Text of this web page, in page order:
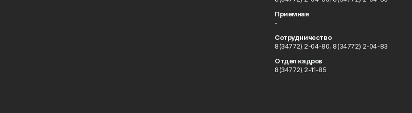
Приемная
-
Сотрудничество
8(34772) 2-04-80, 8(34772) 2-04-83
Отдел кадров
8(34772) 2-11-85